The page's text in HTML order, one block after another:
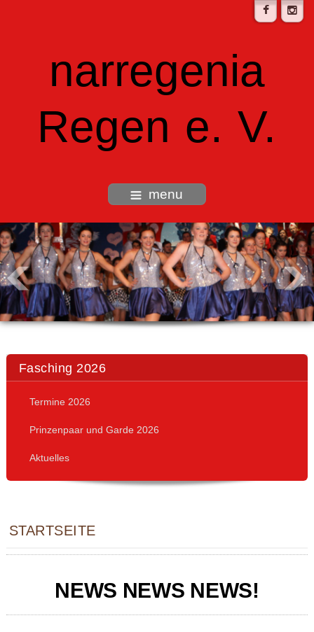
narregenia
Regen e. V.
menu
Fasching 2026
Termine 2026
Prinzenpaar und Garde 2026
Aktuelles
STARTSEITE
NEWS NEWS NEWS!